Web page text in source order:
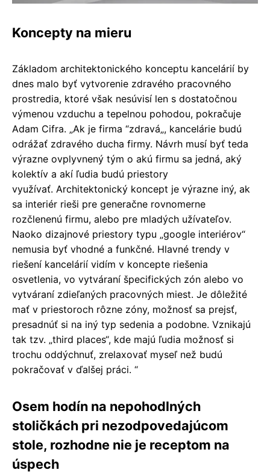
Koncepty na mieru
Základom architektonického konceptu kancelárií by
dnes malo byť vytvorenie zdravého pracovného
prostredia, ktoré však nesúvisí len s dostatočnou
výmenou vzduchu a tepelnou pohodou, pokračuje
Adam Cifra. „Ak je firma “zdravá„, kancelárie budú
odrážať zdravého ducha firmy. Návrh musí byť teda
výrazne ovplyvnený tým o akú firmu sa jedná, aký
kolektív a akí ľudia budú priestory
využívať. Architektonický koncept je výrazne iný, ak
sa interiér rieši pre generačne rovnomerne
rozčlenenú firmu, alebo pre mladých užívateľov.
Naoko dizajnové priestory typu „google interiérov“
nemusia byť vhodné a funkčné. Hlavné trendy v
riešení kancelárií vidím v koncepte riešenia
osvetlenia, vo vytváraní špecifických zón alebo vo
vytváraní zdieľaných pracovných miest. Je dôležité
mať v priestoroch rôzne zóny, možnosť sa prejsť,
presadnúť si na iný typ sedenia a podobne. Vznikajú
tak tzv. „third places“, kde majú ľudia možnosť si
trochu oddýchnuť, zrelaxovať myseľ než budú
pokračovať v ďalšej práci. “
Osem hodín na nepohodlných
stoličkách pri nezodpovedajúcom
stole, rozhodne nie je receptom na
úspech